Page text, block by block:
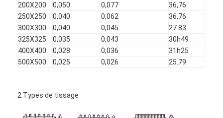
Maillage en acier inoxydable X tend
écran filtrant pour extrudeuse
Maille de câble métallique
La clôture du padel
200X200
0,050 0,077
36,76
250X250
0,040 0,062
36,76
300X300
0,040 0,045
27.83
325X325
0,035 0,043
30h49
400X400
0,028 0,036
31h25
500X500
0,025 0,026 25.79
2.Types de tissage